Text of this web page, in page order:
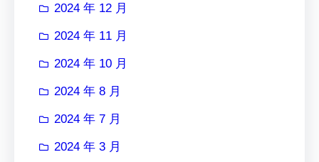
2024 年 12 月
2024 年 11 月
2024 年 10 月
2024 年 8 月
2024 年 7 月
2024 年 3 月